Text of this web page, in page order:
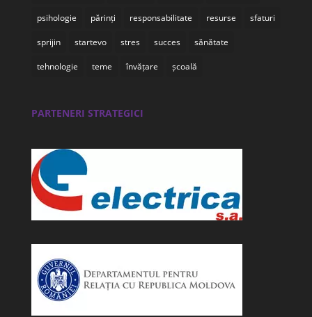
psihologie părinți responsabilitate resurse sfaturi
sprijin startevo stres succes sănătate
tehnologie teme învățare școală
PARTENERI STRATEGICI